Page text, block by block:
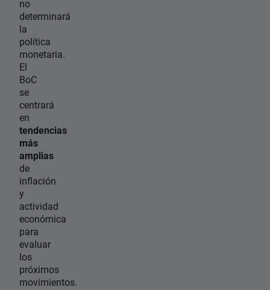
no
determinará
la
política
monetaria.
El
BoC
se
centrará
en
tendencias
más
amplias
de
inflación
y
actividad
económica
para
evaluar
los
próximos
movimientos.